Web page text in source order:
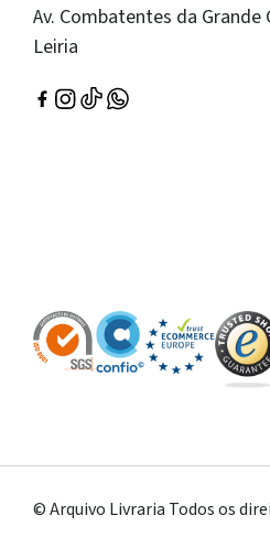
Av. Combatentes da Grande
Leiria
© Arquivo Livraria Todos os